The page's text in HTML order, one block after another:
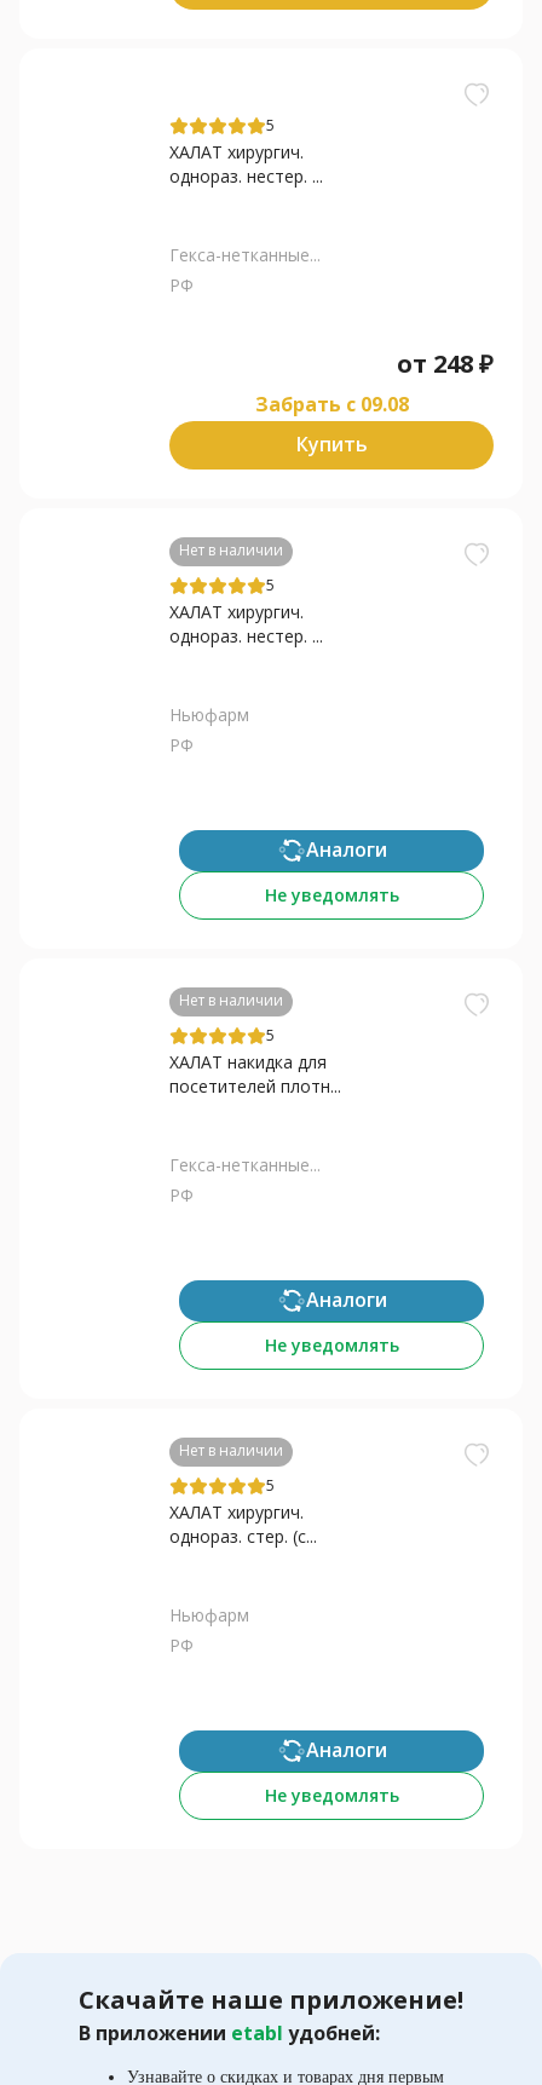
5
ХАЛАТ хирургич.
однораз. нестер. ...
Гекса-нетканные...
РФ
от 248₽
Забрать c 09.08
Купить
Нет в наличии
5
ХАЛАТ хирургич.
однораз. нестер. ...
Ньюфарм
РФ
Аналоги
Не уведомлять
Нет в наличии
5
ХАЛАТ накидка для
посетителей плотн...
Гекса-нетканные...
РФ
Аналоги
Не уведомлять
Нет в наличии
5
ХАЛАТ хирургич.
однораз. стер. (с...
Ньюфарм
РФ
Аналоги
Не уведомлять
Скачайте наше приложение!
В приложении etabl удобней:
Узнавайте о скидках и товарах дня первым